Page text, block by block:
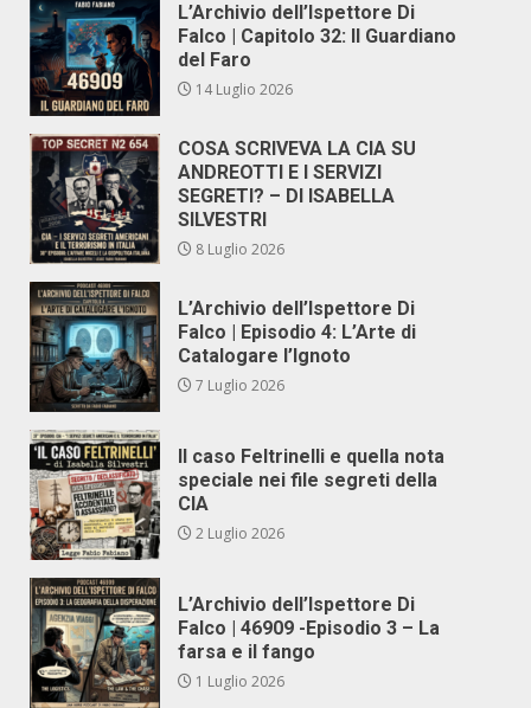
L’Archivio dell’Ispettore Di
Falco | Capitolo 32: Il Guardiano
del Faro
14 Luglio 2026
COSA SCRIVEVA LA CIA SU
ANDREOTTI E I SERVIZI
SEGRETI? – DI ISABELLA
SILVESTRI
8 Luglio 2026
L’Archivio dell’Ispettore Di
Falco | Episodio 4: L’Arte di
Catalogare l’Ignoto
7 Luglio 2026
Il caso Feltrinelli e quella nota
speciale nei file segreti della
CIA
2 Luglio 2026
L’Archivio dell’Ispettore Di
Falco | 46909 -Episodio 3 – La
farsa e il fango
1 Luglio 2026